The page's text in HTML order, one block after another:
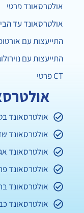
אולטרסאונד פרטי
אולטרסאונד עד
התייעצות עם
התייעצות עם
CT פרטי
אולטרסאונד
אולטרסאונד
אולטרסאונד
אולטרסאונד
אולטרסאונד
אולטרסאונד